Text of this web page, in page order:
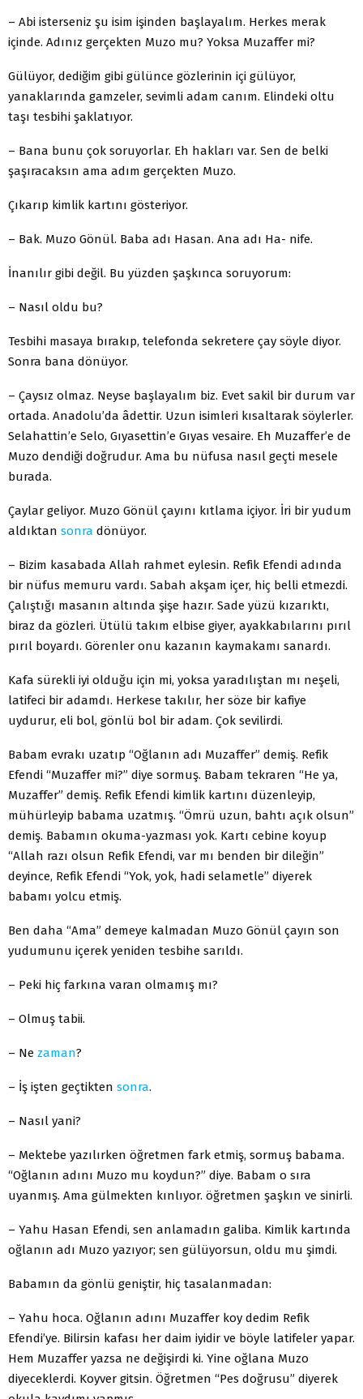
– Abi isterseniz şu isim işinden başlayalım. Herkes merak
içinde. Adınız gerçekten Muzo mu? Yoksa Muzaffer mi?
Gülüyor, dediğim gibi gülünce gözlerinin içi gülüyor,
yanaklarında gamzeler, sevimli adam canım. Elindeki oltu
taşı tesbihi şaklatıyor.
– Bana bunu çok soruyorlar. Eh hakları var. Sen de belki
şaşıracaksın ama adım gerçekten Muzo.
Çıkarıp kimlik kartını gösteriyor.
– Bak. Muzo Gönül. Baba adı Hasan. Ana adı Ha- nife.
İnanılır gibi değil. Bu yüzden şaşkınca soruyorum:
– Nasıl oldu bu?
Tesbihi masaya bırakıp, telefonda sekretere çay söyle diyor.
Sonra bana dönüyor.
– Çaysız olmaz. Neyse başlayalım biz. Evet sakil bir durum var
ortada. Anadolu’da âdettir. Uzun isimleri kısaltarak söylerler.
Selahattin’e Selo, Gıyasettin’e Gıyas vesaire. Eh Muzaffer’e de
Muzo dendiği doğrudur. Ama bu nüfusa nasıl geçti mesele
burada.
Çaylar geliyor. Muzo Gönül çayını kıtlama içiyor. İri bir yudum
aldıktan sonra dönüyor.
– Bizim kasabada Allah rahmet eylesin. Refik Efendi adında
bir nüfus memuru vardı. Sabah akşam içer, hiç belli etmezdi.
Çalıştığı masanın altında şişe hazır. Sade yüzü kızarıktı,
biraz da gözleri. Ütülü takım elbise giyer, ayakkabılarını pırıl
pırıl boyardı. Görenler onu kazanın kaymakamı sanardı.
Kafa sürekli iyi olduğu için mi, yoksa yaradılıştan mı neşeli,
latifeci bir adamdı. Herkese takılır, her söze bir kafiye
uydurur, eli bol, gönlü bol bir adam. Çok sevilirdi.
Babam evrakı uzatıp “Oğlanın adı Muzaffer” demiş. Refik
Efendi “Muzaffer mi?” diye sormuş. Babam tekraren “He ya,
Muzaffer” demiş. Refik Efendi kimlik kartını düzenleyip,
mühürleyip babama uzatmış. “Ömrü uzun, bahtı açık olsun”
demiş. Babamın okuma-yazması yok. Kartı cebine koyup
“Allah razı olsun Refik Efendi, var mı benden bir dileğin”
deyince, Refik Efendi “Yok, yok, hadi selametle” diyerek
babamı yolcu etmiş.
Ben daha “Ama” demeye kalmadan Muzo Gönül çayın son
yudumunu içerek yeniden tesbihe sarıldı.
– Peki hiç farkına varan olmamış mı?
– Olmuş tabii.
– Ne zaman?
– İş işten geçtikten sonra.
– Nasıl yani?
– Mektebe yazılırken öğretmen fark etmiş, sormuş babama.
“Oğlanın adını Muzo mu koydun?” diye. Babam o sıra
uyanmış. Ama gülmekten kınlıyor. öğretmen şaşkın ve sinirli.
– Yahu Hasan Efendi, sen anlamadın galiba. Kimlik kartında
oğlanın adı Muzo yazıyor; sen gülüyorsun, oldu mu şimdi.
Babamın da gönlü geniştir, hiç tasalanmadan:
– Yahu hoca. Oğlanın adını Muzaffer koy dedim Refik
Efendi’ye. Bilirsin kafası her daim iyidir ve böyle latifeler yapar.
Hem Muzaffer yazsa ne değişirdi ki. Yine oğlana Muzo
diyeceklerdi. Koyver gitsin. Öğretmen “Pes doğrusu” diyerek